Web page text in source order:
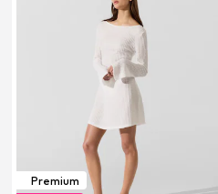
Premium